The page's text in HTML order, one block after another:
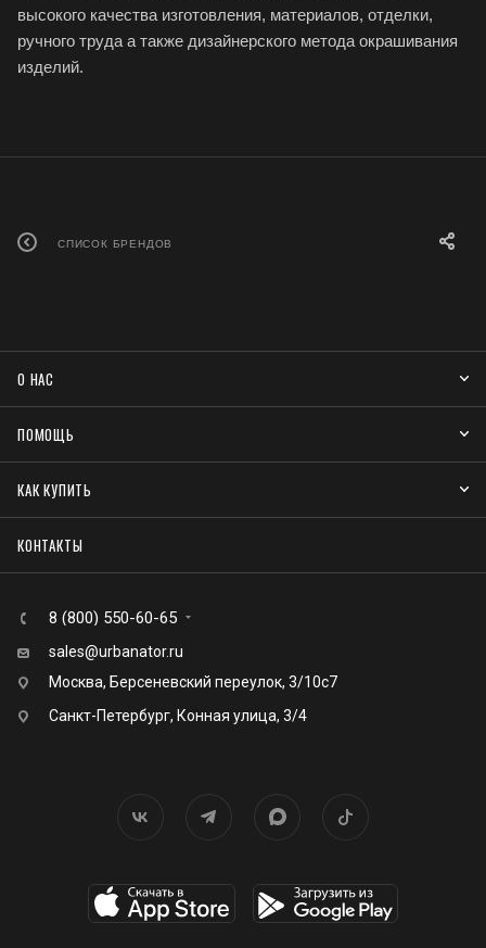
высокого качества изготовления, материалов, отделки,
ручного труда а также дизайнерского метода окрашивания
изделий.
СПИСОК БРЕНДОВ
О НАС
ПОМОЩЬ
КАК КУПИТЬ
КОНТАКТЫ
8 (800) 550-60-65
sales@urbanator.ru
Москва, Берсеневский переулок, 3/10с7
Санкт-Петербург, Конная улица, 3/4